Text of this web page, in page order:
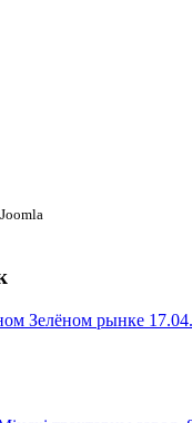
Зелёном рынке